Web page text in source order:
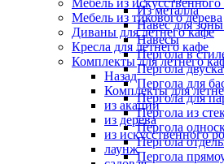
Из металла
Навес для
Навесы
Пергола в
Пергола
Пергола для
Пергола для
Пергола из
Пергола
Пергола
Пергола
Мебель из искусственного
Мебель из тикового дерева
Диваны для летнего кафе
Кресла для летнего кафе
Комплекты для летнего
Назад
Комплекты для
из акации
из дерева
из искусственного
лаунж